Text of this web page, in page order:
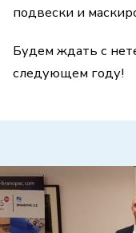
подвески и
Будем ждать с
следующем году!